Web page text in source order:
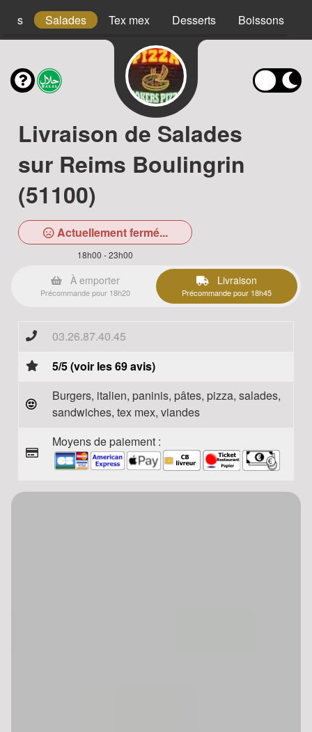
Salades Tex mex Desserts Boissons
Livraison de Salades
sur Reims Boulingrin
(51100)
Actuellement fermé...
18h00 - 23h00
À emporter
Précommande pour 18h20
Livraison
Précommande pour 18h45
03.26.87.40.45
5/5 (voir les 69 avis)
Burgers, italien, paninis, pâtes, pizza, salades,
sandwiches, tex mex, viandes
Moyens de paiement :